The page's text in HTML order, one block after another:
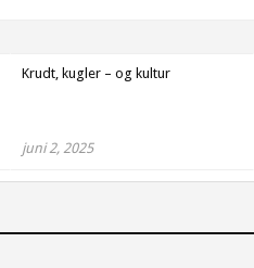
Krudt, kugler – og kultur
juni 2, 2025